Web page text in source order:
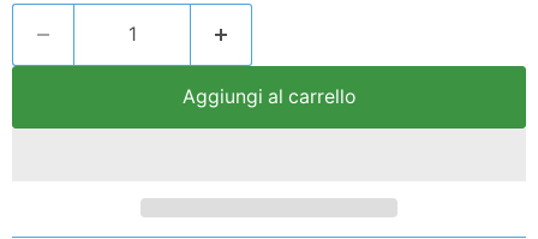
Aggiungi al carrello